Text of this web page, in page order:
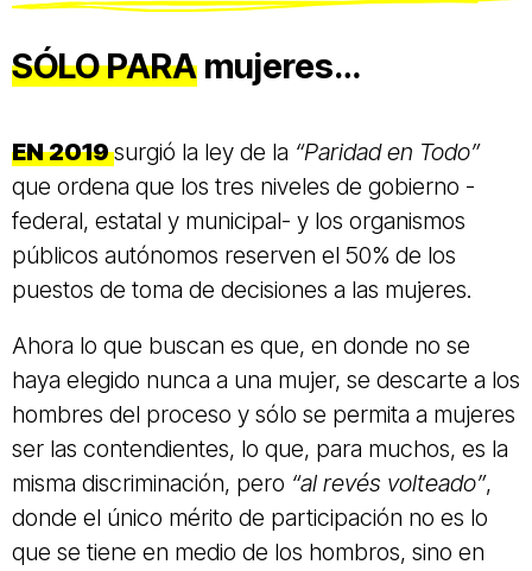
SÓLO PARA mujeres…
EN 2019surgió la ley de la “Paridad en Todo”
que ordena que los tres niveles de gobierno -
federal, estatal y municipal- y los organismos
públicos autónomos reserven el 50% de los
puestos de toma de decisiones a las mujeres.
Ahora lo que buscan es que, en donde no se
haya elegido nunca a una mujer, se descarte a los
hombres del proceso y sólo se permita a mujeres
ser las contendientes, lo que, para muchos, es la
misma discriminación, pero “al revés volteado”,
donde el único mérito de participación no es lo
que se tiene en medio de los hombros, sino en